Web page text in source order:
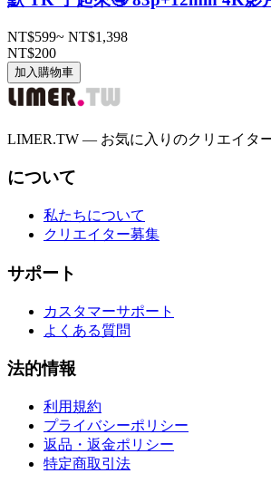
NT$599~ NT$1,398
NT$200
加入購物車
LIMER.TW — お気に入りのクリエイタ
について
私たちについて
クリエイター募集
サポート
カスタマーサポート
よくある質問
法的情報
利用規約
プライバシーポリシー
返品・返金ポリシー
特定商取引法